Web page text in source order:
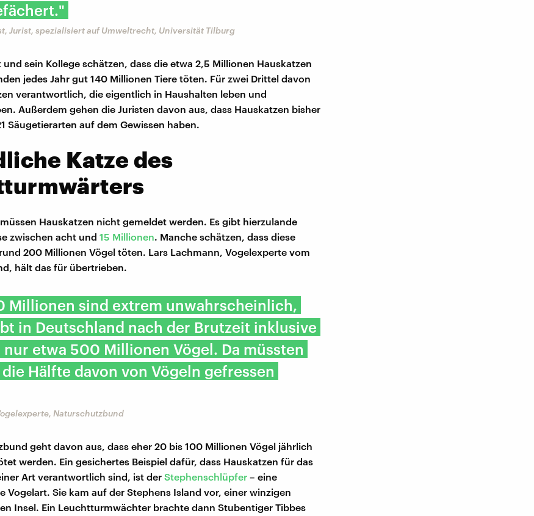
Jurist, spezialisiert auf Umweltrecht, Universität Tilburg
und sein Kollege schätzen, dass die etwa 2,5 Millionen Hauskatzen
jedes Jahr gut 140 Millionen Tiere töten. Für zwei Drittel davon
verantwortlich, die eigentlich in Haushalten leben und
Außerdem gehen die Juristen davon aus, dass Hauskatzen bisher
Säugetierarten auf dem Gewissen haben.
Katze des
Hauskatzen nicht gemeldet werden. Es gibt hierzulande
zwischen acht und 15 Millionen. Manche schätzen, dass diese
200 Millionen Vögel töten. Lars Lachmann, Vogelexperte vom
hält das für übertrieben.
Millionen sind extrem unwahrscheinlich,
in Deutschland nach der Brutzeit inklusive
etwa 500 Millionen Vögel. Da müssten
Hälfte davon von Vögeln gefressen
Naturschutzbund
geht davon aus, dass eher 20 bis 100 Millionen Vögel jährlich
werden. Ein gesichertes Beispiel dafür, dass Hauskatzen für das
Art verantwortlich sind, ist der Stephenschlüpfer – eine
Vogelart. Sie kam auf der Stephens Island vor, einer winzigen
Insel. Ein Leuchtturmwächter brachte dann Stubentiger Tibbes